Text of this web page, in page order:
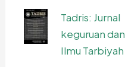
Tadris: Jurnal
keguruan dan
Ilmu Tarbiyah